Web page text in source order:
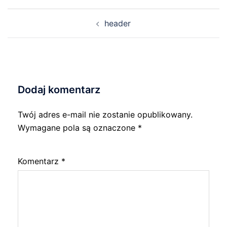
header
Dodaj komentarz
Twój adres e-mail nie zostanie opublikowany.
Wymagane pola są oznaczone *
Komentarz *